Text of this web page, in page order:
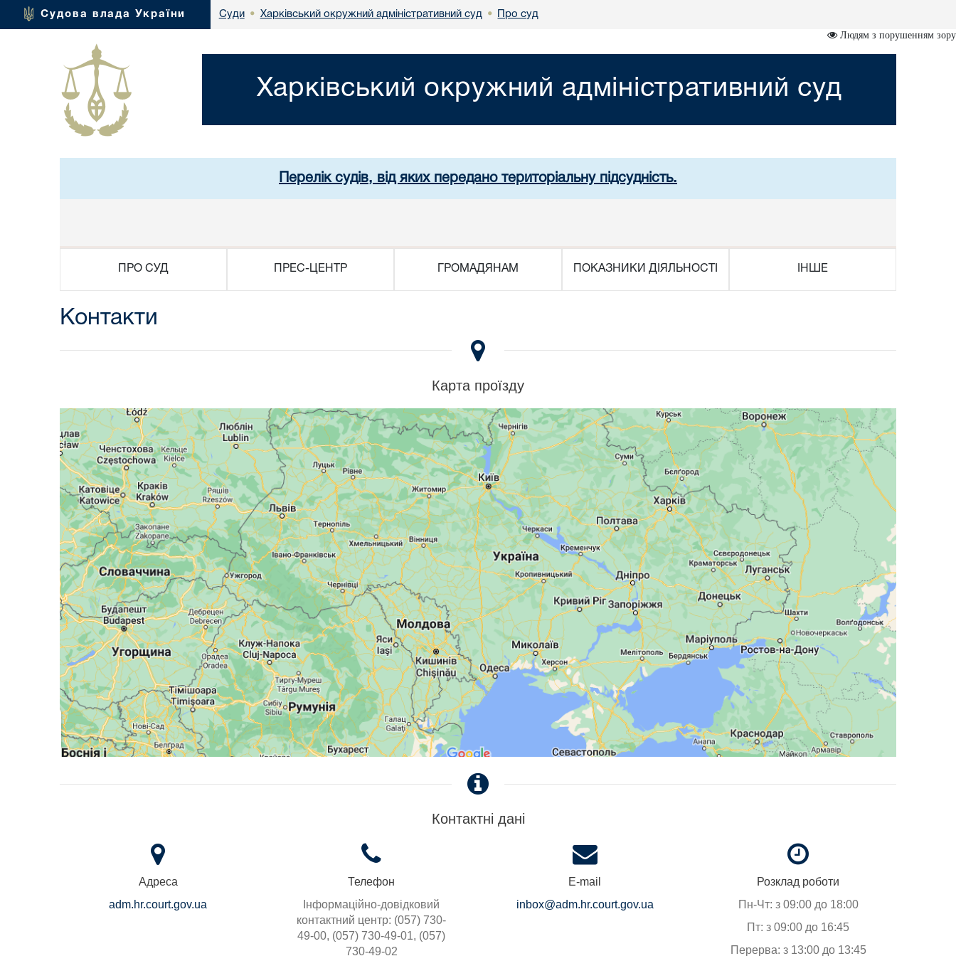
Судова влада України Суди • Харківський окружний адміністративний суд • Про суд
Людям з порушенням зору
Харківський окружний адміністративний суд
Перелік судів, від яких передано територіальну підсудність.
ПРО СУД ПРЕС-ЦЕНТР ГРОМАДЯНАМ ПОКАЗНИКИ ДІЯЛЬНОСТІ ІНШЕ
Контакти
Карта проїзду
Контактні дані
Адреса
adm.hr.court.gov.ua
Телефон
Інформаційно-довідковий
контактний центр: (057) 730-
49-00, (057) 730-49-01, (057)
730-49-02
E-mail
inbox@adm.hr.court.gov.ua
Розклад роботи
Пн-Чт: з 09:00 до 18:00
Пт: з 09:00 до 16:45
Перерва: з 13:00 до 13:45